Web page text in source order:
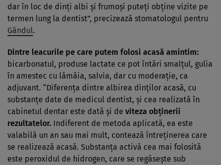
dar în loc de dinţi albi şi frumoşi puteţi obţine vizite pe
termen lung la dentist”, precizează stomatologul pentru
Gândul.
Dintre leacurile pe care putem folosi acasă amintim:
bicarbonatul, produse lactate ce pot întări smalţul, gulia
în amestec cu lămâia, salvia, dar cu moderaţie, ca
adjuvant. “Diferenţa dintre albirea dinţilor acasă, cu
substanţe date de medicul dentist, şi cea realizată în
cabinetul dentar este dată şi de viteza obţinerii
rezultatelor. Indiferent de metoda aplicată, ea este
valabilă un an sau mai mult, contează întreţinerea care
se realizează acasă. Substanţa activă cea mai folosită
este peroxidul de hidrogen, care se regăseşte sub